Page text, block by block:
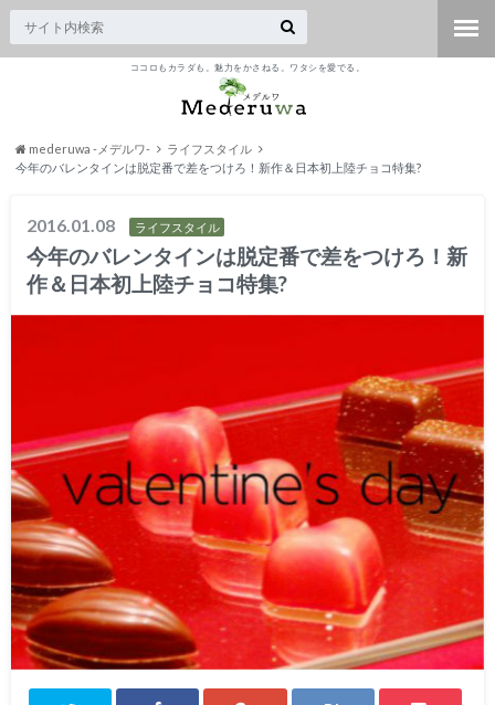
ココロもカラダも。魅力をかさねる。ワタシを愛でる。
mederuwa -メデルワ-
ライフスタイル
今年のバレンタインは脱定番で差をつけろ！新作＆日本初上陸チョコ特集?
2016.01.08 ライフスタイル
今年のバレンタインは脱定番で差をつけろ！新
作＆日本初上陸チョコ特集?